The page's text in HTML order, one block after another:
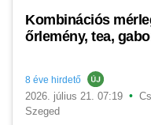
Kombinációs
őrlemény, tea,
8 éve hirdető
2026. július 21. 07:19 •
Szeged